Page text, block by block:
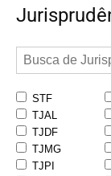
STF
TJAL
TJDF
TJMG
TJPI